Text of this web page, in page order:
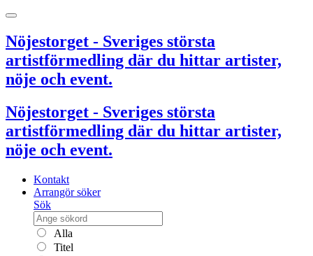
Nöjestorget - Sveriges största
artistförmedling där du hittar artister,
nöje och event.
Nöjestorget - Sveriges största
artistförmedling där du hittar artister,
nöje och event.
Kontakt
Arrangör söker
Sök
Alla
Titel